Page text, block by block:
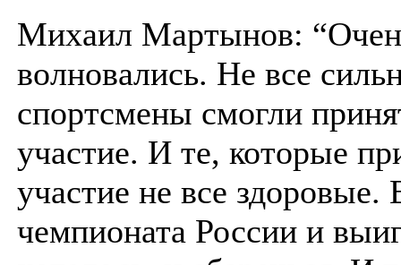
Михаил Мартынов:
волновались. Не все
спортсмены смогли
участие. И те, которые
участие не все здоровые.
чемпионата России и